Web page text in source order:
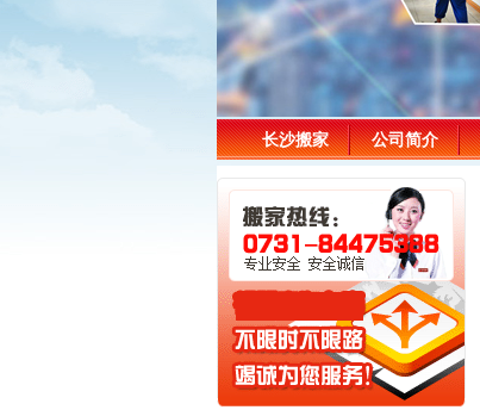
长沙搬家 公司简介